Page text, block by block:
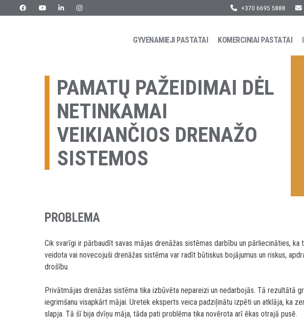
to
+370 6695 5888
GYVENAMIEJI PASTATAI KOMERCINIAI PASTATAI
PAMATŲ PAŽEIDIMAI DĖL
NETINKAMAI
VEIKIANČIOS DRENAŽO
SISTEMOS
PROBLEMA
Cik svarīgi ir pārbaudīt savas mājas drenāžas sistēmas darbību un pārliecināties,
veidota vai novecojuši drenāžas sistēma var radīt būtiskus bojājumus un riskus,
drošību.
Privātmājas drenāžas sistēma tika izbūvēta nepareizi un nedarbojās. Tā rezultātā
iegrimšanu visapkārt mājai. Uretek eksperts veica padziļinātu izpēti un atklāja, ka
slapja. Tā šī bija dvīņu māja, tāda pati problēma tika novērota arī ēkas otrajā pusē.